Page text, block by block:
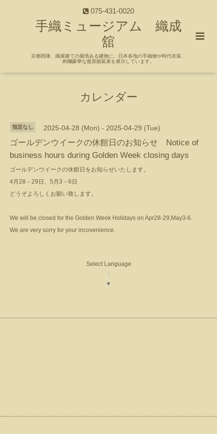
075-431-0020
手織ミュージアム 織成
舘
京都西陣、織屋建ての風情ある建物に、日本各地の手織物や時代衣装、
絢爛豪華な復原能装束を展示しています。
カレンダー
指定なし 2025-04-28 (Mon) - 2025-04-29 (Tue)
ゴールデンウイークの休館日のお知らせ Notice of
business hours during Golden Week closing days
ゴールデンウイークの休館日をお知らせいたします。
4月28－29日、5月3－6日
どうぞよろしくお願い致します。
We will be closed for the Golden Week Holidays on Apr28-29,May3-6.
We are very sorry for your incovenience.
Select Language
▼